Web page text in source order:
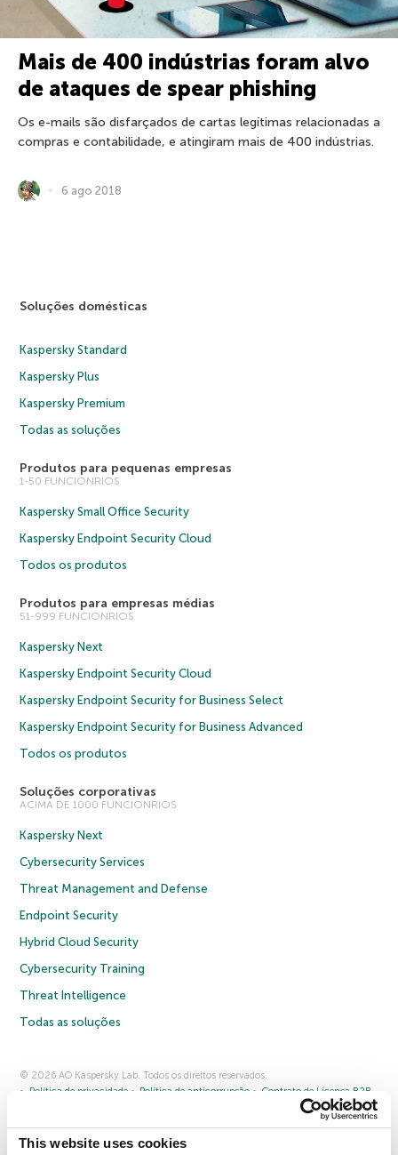
This website uses cookies
Mais de 400 indústrias foram alvo
de ataques de spear phishing
Os e-mails são disfarçados de cartas legítimas relacionadas a
compras e contabilidade, e atingiram mais de 400 indústrias.
6 ago 2018
Soluções domésticas
Kaspersky Standard
Kaspersky Plus
Kaspersky Premium
Todas as soluções
Produtos para pequenas empresas
1-50 FUNCIONRIOS
Kaspersky Small Office Security
Kaspersky Endpoint Security Cloud
Todos os produtos
Produtos para empresas médias
51-999 FUNCIONRIOS
Kaspersky Next
Kaspersky Endpoint Security Cloud
Kaspersky Endpoint Security for Business Select
Kaspersky Endpoint Security for Business Advanced
Todos os produtos
Soluções corporativas
ACIMA DE 1000 FUNCIONRIOS
Kaspersky Next
Cybersecurity Services
Threat Management and Defense
Endpoint Security
Hybrid Cloud Security
Cybersecurity Training
Threat Intelligence
Todas as soluções
© 2026 AO Kaspersky Lab. Todos os direitos reservados.
Política de privacidade
Política de anticorrupção
Contrato de Licença B2B
Cookies
Fale conosco Sobre a Kaspersky Parceiros